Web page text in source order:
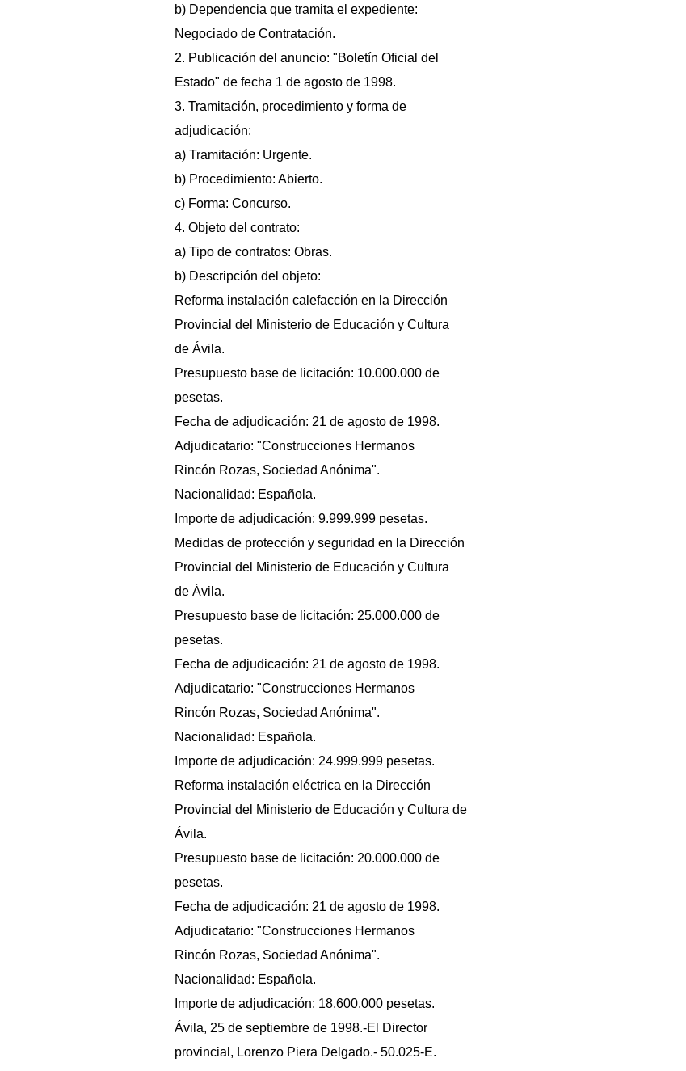
b) Dependencia que tramita el expediente:
Negociado de Contratación.
2. Publicación del anuncio: "Boletín Oficial del
Estado" de fecha 1 de agosto de 1998.
3. Tramitación, procedimiento y forma de
adjudicación:
a) Tramitación: Urgente.
b) Procedimiento: Abierto.
c) Forma: Concurso.
4. Objeto del contrato:
a) Tipo de contratos: Obras.
b) Descripción del objeto:
Reforma instalación calefacción en la Dirección
Provincial del Ministerio de Educación y Cultura
de Ávila.
Presupuesto base de licitación: 10.000.000 de
pesetas.
Fecha de adjudicación: 21 de agosto de 1998.
Adjudicatario: "Construcciones Hermanos
Rincón Rozas, Sociedad Anónima".
Nacionalidad: Española.
Importe de adjudicación: 9.999.999 pesetas.
Medidas de protección y seguridad en la Dirección
Provincial del Ministerio de Educación y Cultura
de Ávila.
Presupuesto base de licitación: 25.000.000 de
pesetas.
Fecha de adjudicación: 21 de agosto de 1998.
Adjudicatario: "Construcciones Hermanos
Rincón Rozas, Sociedad Anónima".
Nacionalidad: Española.
Importe de adjudicación: 24.999.999 pesetas.
Reforma instalación eléctrica en la Dirección
Provincial del Ministerio de Educación y Cultura de
Ávila.
Presupuesto base de licitación: 20.000.000 de
pesetas.
Fecha de adjudicación: 21 de agosto de 1998.
Adjudicatario: "Construcciones Hermanos
Rincón Rozas, Sociedad Anónima".
Nacionalidad: Española.
Importe de adjudicación: 18.600.000 pesetas.
Ávila, 25 de septiembre de 1998.-El Director
provincial, Lorenzo Piera Delgado.- 50.025-E.